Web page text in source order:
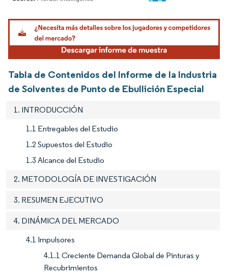
Imagen © Mordor Intelligence. El uso requiere atribución según CC BY 4.0.
Tabla de Contenidos del Informe de la Industria
de Solventes de Punto de Ebullición Especial
1. INTRODUCCIÓN
1.1 Entregables del Estudio
1.2 Supuestos del Estudio
1.3 Alcance del Estudio
2. METODOLOGÍA DE INVESTIGACIÓN
3. RESUMEN EJECUTIVO
4. DINÁMICA DEL MERCADO
4.1 Impulsores
4.1.1 Creciente Demanda Global de Pinturas y
Recubrimientos